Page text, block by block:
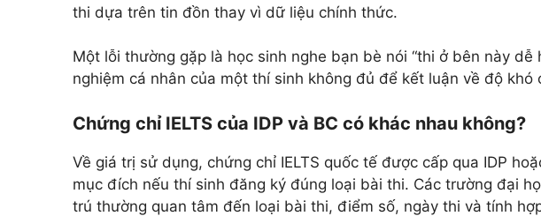
thi dựa trên tin đồn thay vì dữ liệu chính thức.
Một lỗi thường gặp là học sinh nghe bạn bè nói “thi ở bên này dễ
nghiệm cá nhân của một thí sinh không đủ để kết luận về độ khó
Chứng chỉ IELTS của IDP và BC có khác nhau không?
Về giá trị sử dụng, chứng chỉ IELTS quốc tế được cấp qua IDP
mục đích nếu thí sinh đăng ký đúng loại bài thi. Các trường đại
trú thường quan tâm đến loại bài thi, điểm số, ngày thi và tính